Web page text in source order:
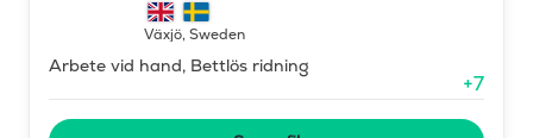
Växjö, Sweden
Arbete vid hand, Bettlös ridning
+7